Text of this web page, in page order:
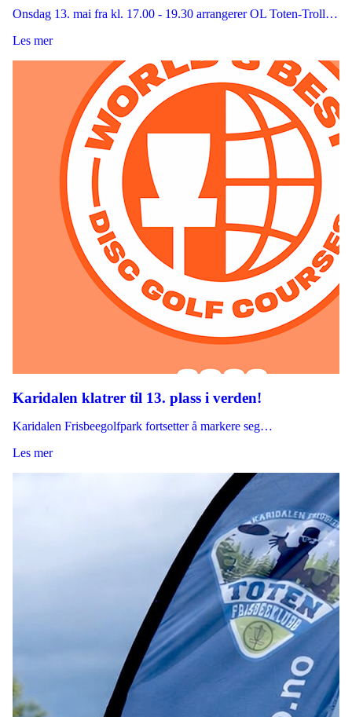
Onsdag 13. mai fra kl. 17.00 - 19.30 arrangerer OL Toten-Troll…
Les mer
Karidalen klatrer til 13. plass i verden!
Karidalen Frisbeegolfpark fortsetter å markere seg…
Les mer